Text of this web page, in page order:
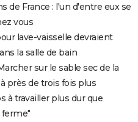
de France : l'un d'entre eux se
vous
lave-vaisselle devraient
la salle de bain
sur le sable sec de la
près de trois fois plus
à travailler plus dur que
ferme"